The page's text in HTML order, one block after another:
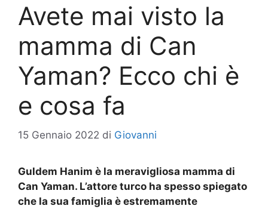
Avete mai visto la
mamma di Can
Yaman? Ecco chi è
e cosa fa
15 Gennaio 2022 di Giovanni
Guldem Hanim è la meravigliosa mamma di
Can Yaman. L’attore turco ha spesso spiegato
che la sua famiglia è estremamente